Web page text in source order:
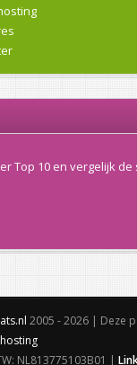
Top 10 en vergelijk
2005 - 2026 | Deze
NL813775103B01 |